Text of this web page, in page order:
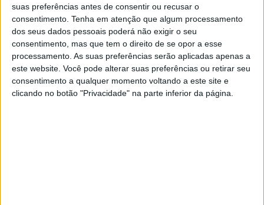
suas preferências antes de consentir ou recusar o
consentimento. Tenha em atenção que algum processamento
dos seus dados pessoais poderá não exigir o seu
consentimento, mas que tem o direito de se opor a esse
processamento. As suas preferências serão aplicadas apenas a
este website. Você pode alterar suas preferências ou retirar seu
consentimento a qualquer momento voltando a este site e
clicando no botão "Privacidade" na parte inferior da página.
situação totalmente legal.
O acidente, cujo alerta foi dado pelas 08h19 desta
quarta-feira, tem contornos insólitos e ocorre durante o
enchimento de uma placa de betão, quando uma cavilha